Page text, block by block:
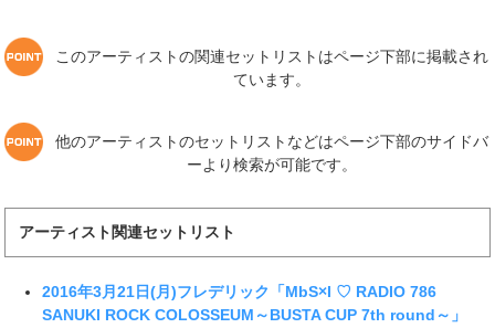
このアーティストの関連セットリストはページ下部に掲載され
ています。
他のアーティストのセットリストなどはページ下部のサイドバ
ーより検索が可能です。
アーティスト関連セットリスト
2016年3月21日(月)フレデリック「MbS×I ♡ RADIO 786
SANUKI ROCK COLOSSEUM～BUSTA CUP 7th round～」